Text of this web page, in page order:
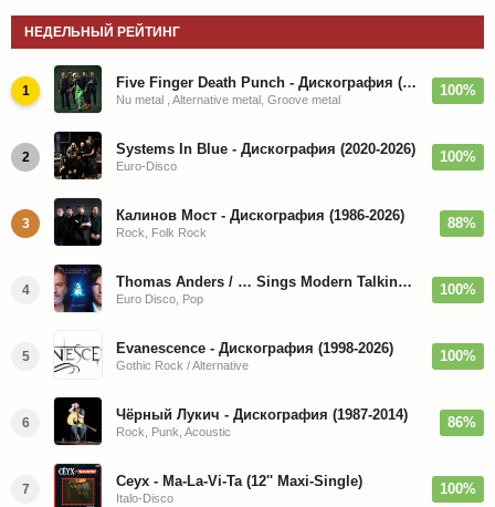
НЕДЕЛЬНЫЙ РЕЙТИНГ
1 Five Finger Death Punch - Дискография (2008-2026)
Nu metal , Alternative metal, Groove metal
100%
2 Systems In Blue - Дискография (2020-2026)
Euro-Disco
100%
3 Калинов Мост - Дискография (1986-2026)
Rock, Folk Rock
88%
4 Thomas Anders / … Sings Modern Talking: The Best hi-res
Euro Disco, Pop
100%
5 Evanescence - Дискография (1998-2026)
Gothic Rock / Alternative
100%
6 Чёрный Лукич - Дискография (1987-2014)
Rock, Punk, Acoustic
86%
7 Ceyx - Ma-La-Vi-Ta (12'' Maxi-Single)
Italo-Disco
100%